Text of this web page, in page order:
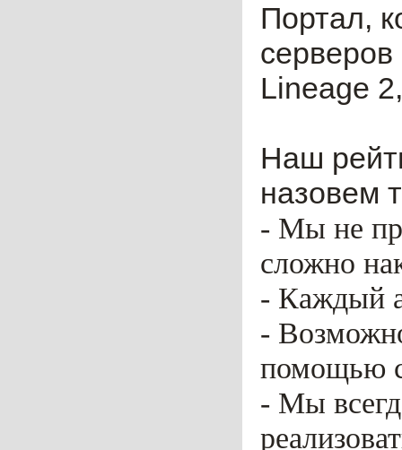
Портал,
Lineage
Наш
назовем
- Мы не
сложно
- Каждый
-
помощью
- Мы